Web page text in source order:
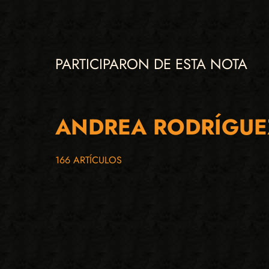
PARTICIPARON DE ESTA NOTA
ANDREA
166 ARTÍCULOS